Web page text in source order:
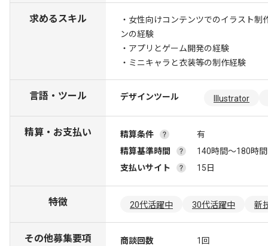
求めるスキル
・女性向けコンテンツでのイラスト制
ンの経験
・アプリとゲーム開発の経験
・ミニキャラと衣装等の制作経験
言語・ツール デザインツール Illustrator
精算・お支払い 精算条件
有
精算基準時間
140時間〜180時間
支払いサイト
15日
特徴 20代活躍中 30代活躍中 新
その他募集要項 商談回数
1回